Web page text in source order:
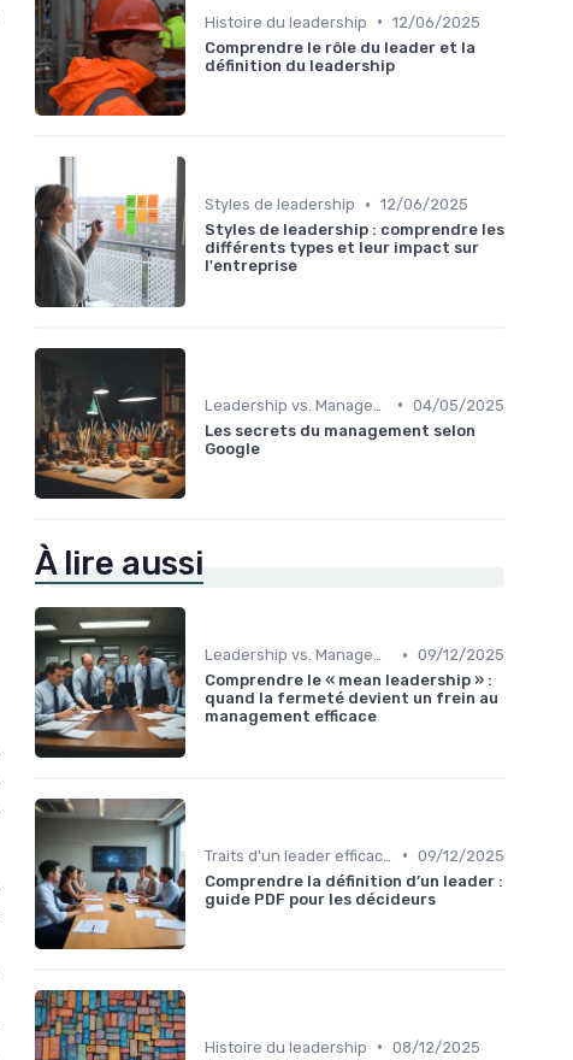
Histoire du leadership • 12/06/2025
Comprendre le rôle du leader et la
définition du leadership
Styles de leadership • 12/06/2025
Styles de leadership : comprendre les
différents types et leur impact sur
l'entreprise
• 04/05/2025
Les secrets du management selon
Google
À lire aussi
Leadership vs. Management • 09/12/2025
Comprendre le « mean leadership » :
quand la fermeté devient un frein au
management efficace
• 09/12/2025
Comprendre la définition d’un leader :
guide PDF pour les décideurs
Histoire du leadership • 08/12/2025